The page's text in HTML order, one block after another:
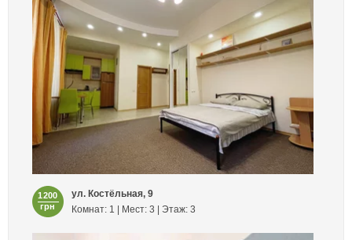
1200
грн
ул. Костёльная, 9
Комнат: 1 | Мест: 3 | Этаж: 3